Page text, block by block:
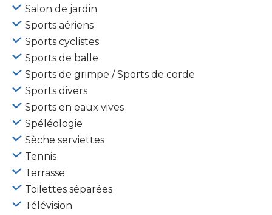
Salon de jardin
Sports aériens
Sports cyclistes
Sports de balle
Sports de grimpe / Sports de corde
Sports divers
Sports en eaux vives
Spéléologie
Sèche serviettes
Tennis
Terrasse
Toilettes séparées
Télévision